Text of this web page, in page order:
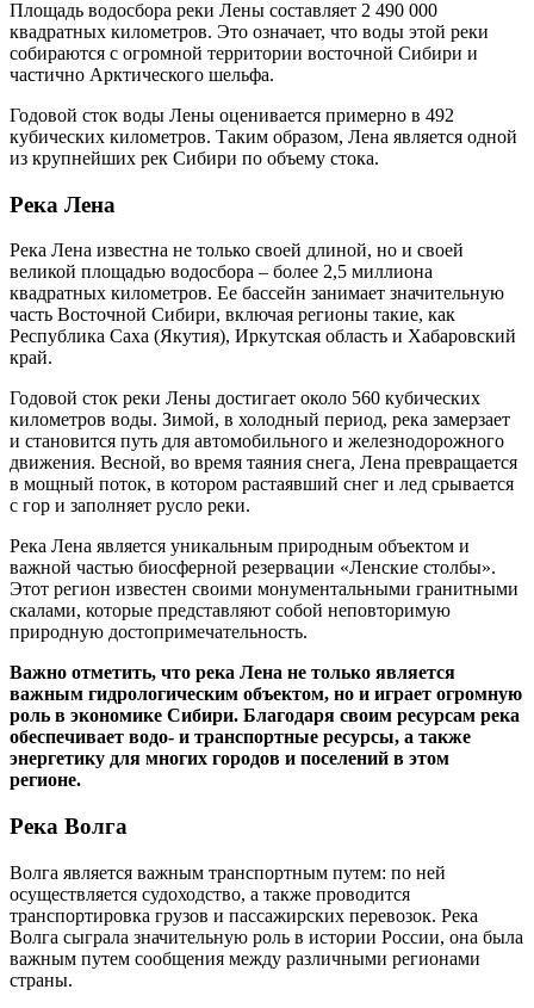
Площадь водосбора реки Лены составляет 2 490 000
квадратных километров. Это означает, что воды этой реки
собираются с огромной территории восточной Сибири и
частично Арктического шельфа.
Годовой сток воды Лены оценивается примерно в 492
кубических километров. Таким образом, Лена является одной
из крупнейших рек Сибири по объему стока.
Река Лена
Река Лена известна не только своей длиной, но и своей
великой площадью водосбора – более 2,5 миллиона
квадратных километров. Ее бассейн занимает значительную
часть Восточной Сибири, включая регионы такие, как
Республика Саха (Якутия), Иркутская область и Хабаровский
край.
Годовой сток реки Лены достигает около 560 кубических
километров воды. Зимой, в холодный период, река замерзает
и становится путь для автомобильного и железнодорожного
движения. Весной, во время таяния снега, Лена превращается
в мощный поток, в котором растаявший снег и лед срывается
с гор и заполняет русло реки.
Река Лена является уникальным природным объектом и
важной частью биосферной резервации «Ленские столбы».
Этот регион известен своими монументальными гранитными
скалами, которые представляют собой неповторимую
природную достопримечательность.
Важно отметить, что река Лена не только является
важным гидрологическим объектом, но и играет огромную
роль в экономике Сибири. Благодаря своим ресурсам река
обеспечивает водо- и транспортные ресурсы, а также
энергетику для многих городов и поселений в этом
регионе.
Река Волга
Волга является важным транспортным путем: по ней
осуществляется судоходство, а также проводится
транспортировка грузов и пассажирских перевозок. Река
Волга сыграла значительную роль в истории России, она была
важным путем сообщения между различными регионами
страны.